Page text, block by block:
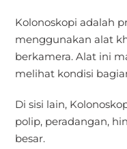
Kolonoskopi adalah
menggunakan alat
berkamera. Alat ini
melihat kondisi
Di sisi lain,
polip, peradangan,
besar.